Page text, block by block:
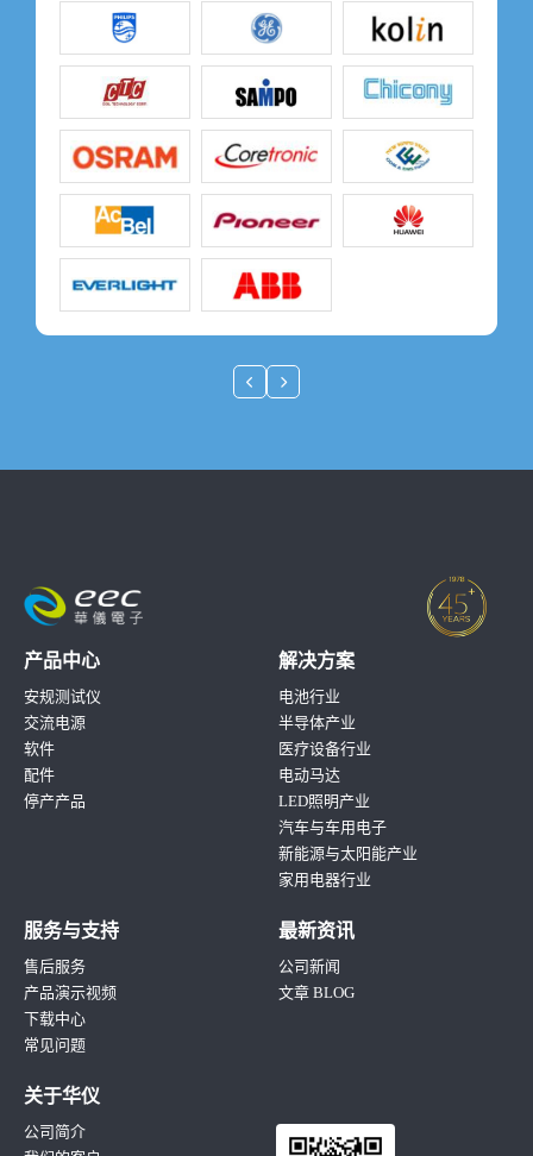
产品中心
安规测试仪
交流电源
软件
配件
停产产品
解决方案
电池行业
半导体产业
医疗设备行业
电动马达
LED照明产业
汽车与车用电子
新能源与太阳能产业
家用电器行业
服务与支持
售后服务
产品演示视频
下载中心
常见问题
最新资讯
公司新闻
文章 BLOG
关于华仪
公司简介